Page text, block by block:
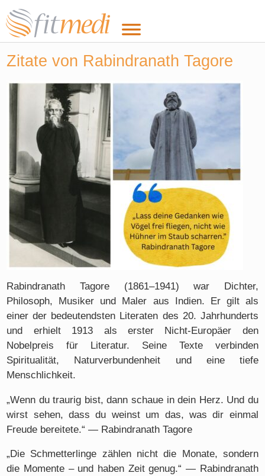
Zitate von Rabindranath Tagore
Rabindranath Tagore (1861–1941) war Dichter,
Philosoph, Musiker und Maler aus Indien. Er gilt als
einer der bedeutendsten Literaten des 20. Jahrhunderts
und erhielt 1913 als erster Nicht-Europäer den
Nobelpreis für Literatur. Seine Texte verbinden
Spiritualität, Naturverbundenheit und eine tiefe
Menschlichkeit.
„Wenn du traurig bist, dann schaue in dein Herz. Und du
wirst sehen, dass du weinst um das, was dir einmal
Freude bereitete.“ — Rabindranath Tagore
„Die Schmetterlinge zählen nicht die Monate, sondern
die Momente – und haben Zeit genug.“ — Rabindranath